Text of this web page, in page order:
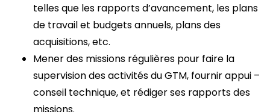
telles que les rapports d’avancement, les plans
de travail et budgets annuels, plans des
acquisitions, etc.
Mener des missions régulières pour faire la
supervision des activités du GTM, fournir appui –
conseil technique, et rédiger ses rapports des
missions.